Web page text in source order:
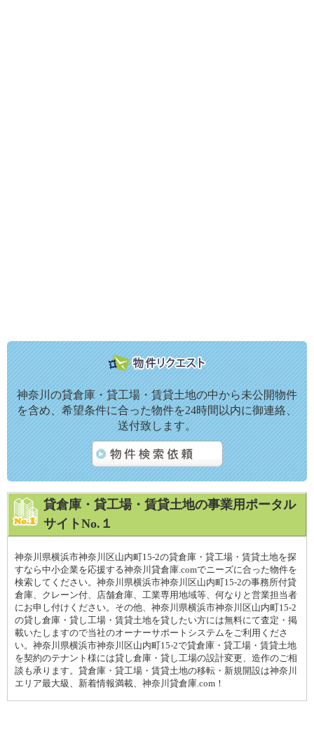
神奈川の貸倉庫・貸工場・賃貸土地の中から未公開物件
を含め、希望条件に合った物件を24時間以内に御連絡、
送付致します。
貸倉庫・貸工場・賃貸土地の事業用ポータル
サイトNo.１
神奈川県横浜市神奈川区山内町15-2の貸倉庫・貸工場・賃貸土地を探
すなら中小企業を応援する神奈川貸倉庫.comでニーズに合った物件を
検索してください。神奈川県横浜市神奈川区山内町15-2の事務所付貸
倉庫、クレーン付、店舗倉庫、工業専用地域等、何なりと営業担当者
にお申し付けください。その他、神奈川県横浜市神奈川区山内町15-2
の貸し倉庫・貸し工場・賃貸土地を貸したい方には無料にて査定・掲
載いたしますので当社のオーナーサポートシステムをご利用くださ
い。神奈川県横浜市神奈川区山内町15-2で貸倉庫・貸工場・賃貸土地
を契約のテナント様には貸し倉庫・貸し工場の設計変更、造作のご相
談も承ります。貸倉庫・貸工場・賃貸土地の移転・新規開設は神奈川
エリア最大級、新着情報満載、神奈川貸倉庫.com！